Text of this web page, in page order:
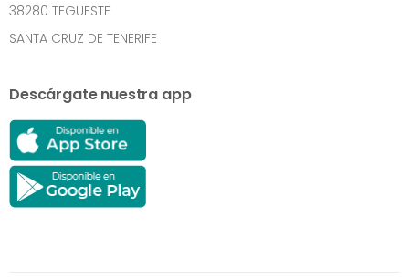
38280 TEGUESTE
SANTA CRUZ DE TENERIFE
Descárgate nuestra app